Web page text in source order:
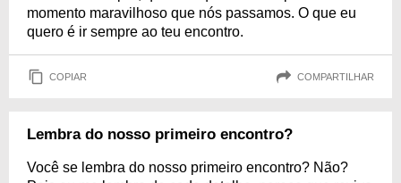
momento maravilhoso que nós passamos. O que eu
quero é ir sempre ao teu encontro.
COPIAR COMPARTILHAR
Lembra do nosso primeiro encontro?
Você se lembra do nosso primeiro encontro? Não?